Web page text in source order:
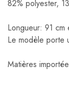
82% polyester,
Longueur: 91 cm
Le modèle porte
Matières